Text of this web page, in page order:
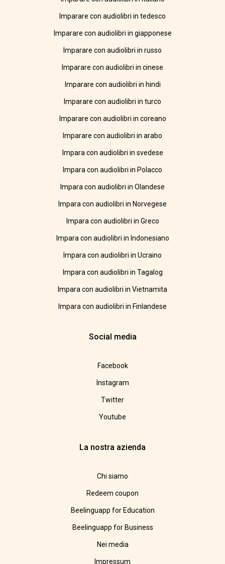
Imparare con audiolibri in tedesco
Imparare con audiolibri in giapponese
Imparare con audiolibri in russo
Imparare con audiolibri in cinese
Imparare con audiolibri in hindi
Imparare con audiolibri in turco
Imparare con audiolibri in coreano
Imparare con audiolibri in arabo
Impara con audiolibri in svedese
Impara con audiolibri in Polacco
Impara con audiolibri in Olandese
Impara con audiolibri in Norvegese
Impara con audiolibri in Greco
Impara con audiolibri in Indonesiano
Impara con audiolibri in Ucraino
Impara con audiolibri in Tagalog
Impara con audiolibri in Vietnamita
Impara con audiolibri in Finlandese
Social media
Facebook
Instagram
Twitter
Youtube
La nostra azienda
Chi siamo
Redeem coupon
Beelinguapp for Education
Beelinguapp for Business
Nei media
Impressum